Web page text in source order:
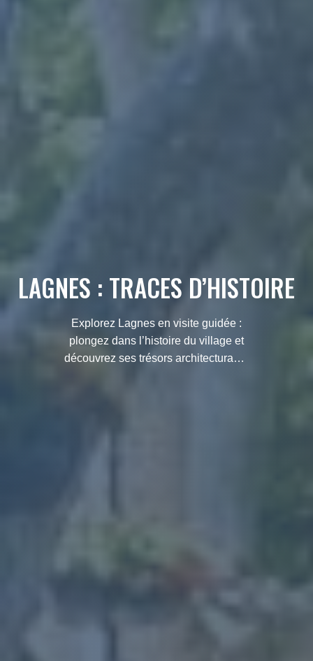
LAGNES : TRACES D’HISTOIRE
Explorez Lagnes en visite guidée :
plongez dans l’histoire du village et
découvrez ses trésors architecturaux.